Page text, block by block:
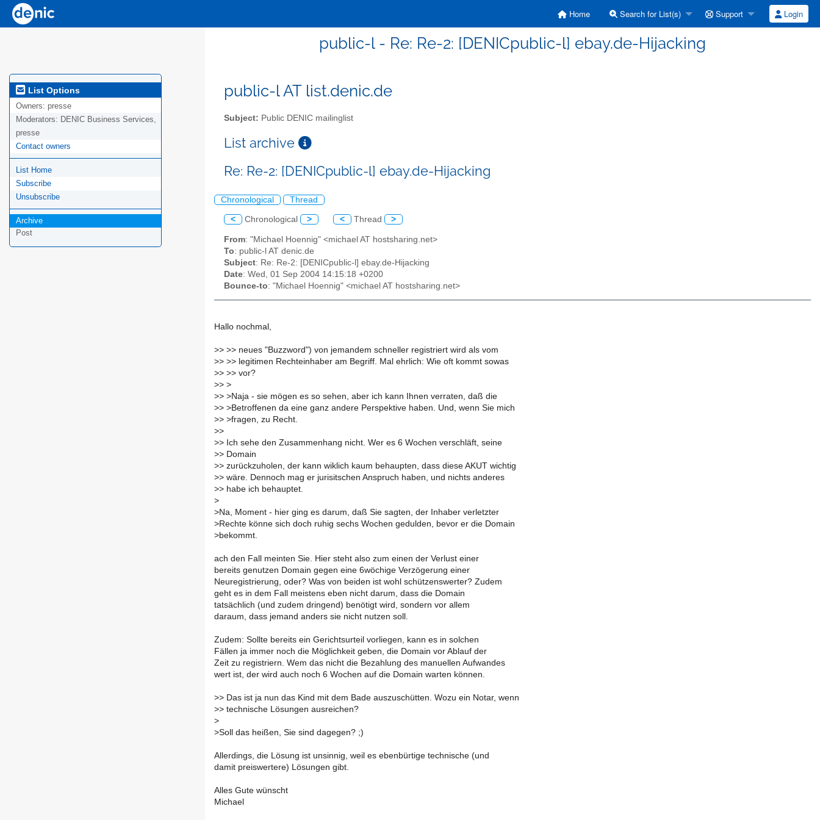
Home Search for List(s) Support Login
public-l - Re: Re-2: [DENICpublic-l] ebay.de-Hijacking
List Options
Owners: presse
Moderators: DENIC Business Services,
presse
Contact owners
List Home
Subscribe
Unsubscribe
Archive
Post
public-l AT list.denic.de
Subject: Public DENIC mailinglist
List archive
Re: Re-2: [DENICpublic-l] ebay.de-Hijacking
Chronological Thread
< Chronological > < Thread >
From: "Michael Hoennig" <michael AT hostsharing.net>
To: public-l AT denic.de
Subject: Re: Re-2: [DENICpublic-l] ebay.de-Hijacking
Date: Wed, 01 Sep 2004 14:15:18 +0200
Bounce-to: "Michael Hoennig" <michael AT hostsharing.net>
Hallo nochmal,
>> >> neues "Buzzword") von jemandem schneller registriert wird als vom
>> >> legitimen Rechteinhaber am Begriff. Mal ehrlich: Wie oft kommt sowas
>> >> vor?
>> >
>> >Naja - sie mögen es so sehen, aber ich kann Ihnen verraten, daß die
>> >Betroffenen da eine ganz andere Perspektive haben. Und, wenn Sie mich
>> >fragen, zu Recht.
>>
>> Ich sehe den Zusammenhang nicht. Wer es 6 Wochen verschläft, seine
>> Domain
>> zurückzuholen, der kann wiklich kaum behaupten, dass diese AKUT wichtig
>> wäre. Dennoch mag er jurisitschen Anspruch haben, und nichts anderes
>> habe ich behauptet.
>
>Na, Moment - hier ging es darum, daß Sie sagten, der Inhaber verletzter
>Rechte könne sich doch ruhig sechs Wochen gedulden, bevor er die Domain
>bekommt.
ach den Fall meinten Sie. Hier steht also zum einen der Verlust einer
bereits genutzen Domain gegen eine 6wöchige Verzögerung einer
Neuregistrierung, oder? Was von beiden ist wohl schützenswerter? Zudem
geht es in dem Fall meistens eben nicht darum, dass die Domain
tatsächlich (und zudem dringend) benötigt wird, sondern vor allem
daraum, dass jemand anders sie nicht nutzen soll.
Zudem: Sollte bereits ein Gerichtsurteil vorliegen, kann es in solchen
Fällen ja immer noch die Möglichkeit geben, die Domain vor Ablauf der
Zeit zu registriern. Wem das nicht die Bezahlung des manuellen Aufwandes
wert ist, der wird auch noch 6 Wochen auf die Domain warten können.
>> Das ist ja nun das Kind mit dem Bade auszuschütten. Wozu ein Notar, wenn
>> technische Lösungen ausreichen?
>
>Soll das heißen, Sie sind dagegen? ;)
Allerdings, die Lösung ist unsinnig, weil es ebenbürtige technische (und
damit preiswertere) Lösungen gibt.
Alles Gute wünscht
Michael